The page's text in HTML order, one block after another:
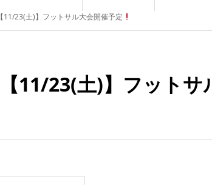
【11/23(土)】フットサル大会開催予定
【11/23(土)】フット